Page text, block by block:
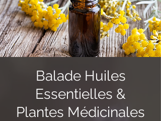
Balade Huiles
Essentielles &
Plantes Médicinales